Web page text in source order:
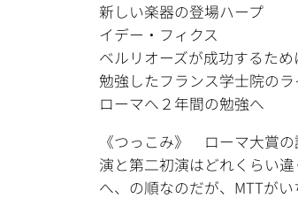
新しい楽器の登場ハープ
イデー・フィクス
ベルリオーズが成功するた
勉強したフランス学士院の
ローマへ２年間の勉強へ
《つっこみ》 ローマ大賞
演と第二初演はどれくらい
へ、の順なのだが、MTTが